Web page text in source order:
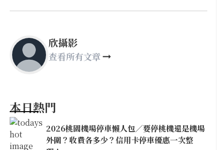
欣攝影
查看所有文章
本日熱門
2026桃園機場停車懶人包／要停桃機還是機場
外圍？收費各多少？信用卡停車優惠一次整